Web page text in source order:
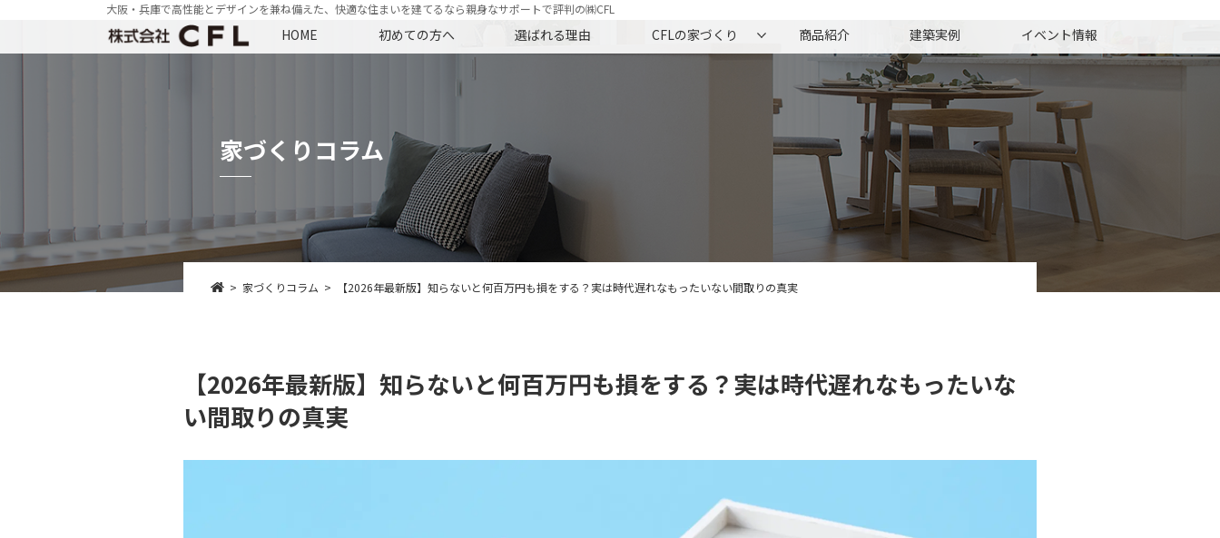
大阪・兵庫で高性能とデザインを兼ね備えた、快適な住まいを建てるなら親身なサポートで評判の㈱CFL
HOME 初めての方へ 選ばれる理由 CFLの家づくり 商品紹介 建築実例 イベント情報
家づくりコラム
家づくりコラム 【2026年最新版】知らないと何百万円も損をする？実は時代遅れなもったいない間取りの真実
【2026年最新版】知らないと何百万円も損をする？実は時代遅れなもったいな
い間取りの真実